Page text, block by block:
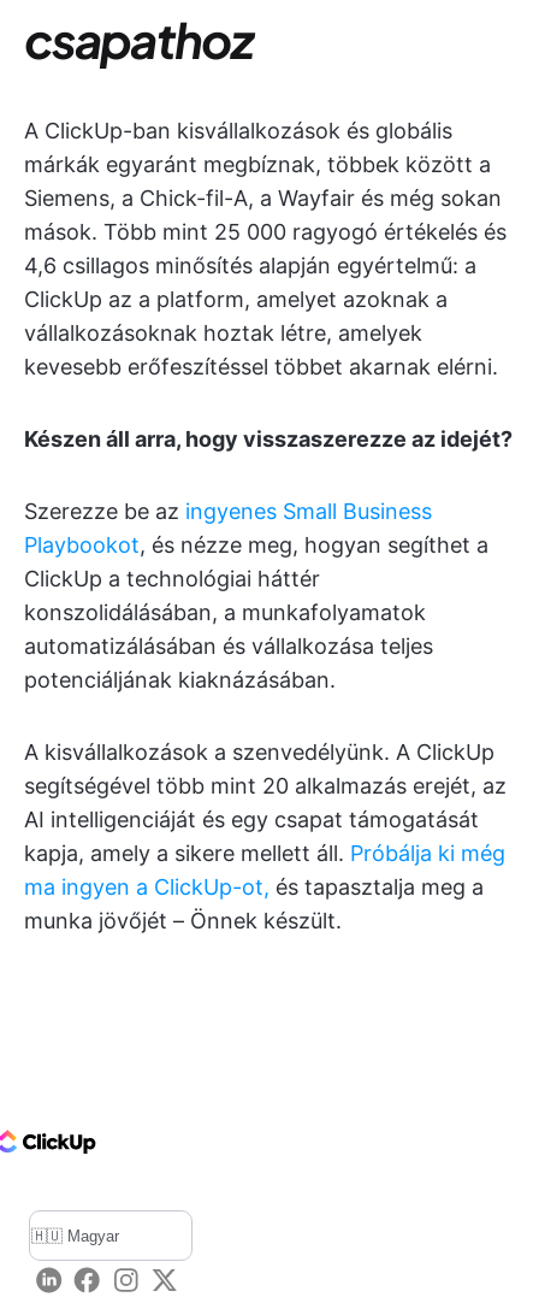
csapathoz
A ClickUp-ban kisvállalkozások és globális
márkák egyaránt megbíznak, többek között a
Siemens, a Chick-fil-A, a Wayfair és még sokan
mások. Több mint 25 000 ragyogó értékelés és
4,6 csillagos minősítés alapján egyértelmű: a
ClickUp az a platform, amelyet azoknak a
vállalkozásoknak hoztak létre, amelyek
kevesebb erőfeszítéssel többet akarnak elérni.
Készen áll arra, hogy visszaszerezze az idejét?
Szerezze be az ingyenes Small Business
Playbookot, és nézze meg, hogyan segíthet a
ClickUp a technológiai háttér
konszolidálásában, a munkafolyamatok
automatizálásában és vállalkozása teljes
potenciáljának kiaknázásában.
A kisvállalkozások a szenvedélyünk. A ClickUp
segítségével több mint 20 alkalmazás erejét, az
AI intelligenciáját és egy csapat támogatását
kapja, amely a sikere mellett áll. Próbálja ki még
ma ingyen a ClickUp-ot, és tapasztalja meg a
munka jövőjét – Önnek készült.
Logo
LinkedInFacebook
Instagram
Twitter